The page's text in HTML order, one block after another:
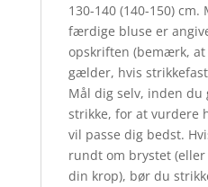
130-140 (140-150) cm.
færdige bluse er
opskriften (bemærk, at
gælder, hvis
Mål dig selv, inden du
strikke, for at vurdere
vil passe dig bedst.
rundt om brystet
din krop), bør du